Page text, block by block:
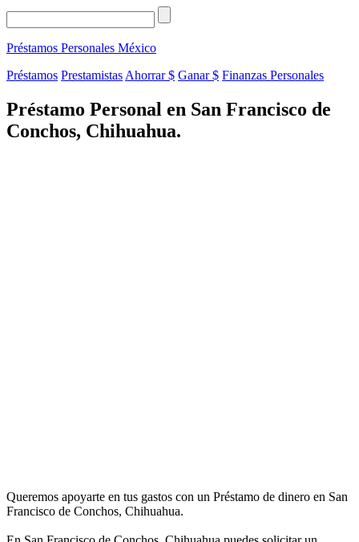
Préstamos Personales México
Préstamos Prestamistas Ahorrar $ Ganar $ Finanzas Personales
Préstamo Personal en San Francisco de
Conchos, Chihuahua.
Queremos apoyarte en tus gastos con un Préstamo de dinero en San
Francisco de Conchos, Chihuahua.